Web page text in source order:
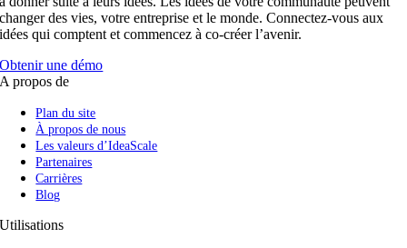
changer des vies, votre entreprise et le monde. Connectez-vous aux
idées qui comptent et commencez à co-créer l’avenir.
Obtenir une démo
A propos de
Plan du site
À propos de nous
Les valeurs d’IdeaScale
Partenaires
Carrières
Blog
Utilisations